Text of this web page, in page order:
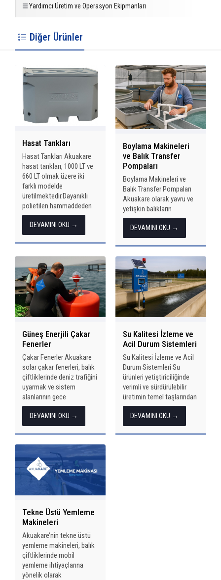
Yardımcı Üretim ve Operasyon Ekipmanları
Diğer Ürünler
Hasat Tankları
Hasat Tankları Akuakare
hasat tankları, 1000 LT ve
660 LT olmak üzere iki
farklı modelde
üretilmektedir.Dayanıklı
polietilen hammaddeden
üretilen bu tanklar, iç
kısmındaki poliüretan
köpük dolgu sayesinde
üstün ısı yalıtımı
sağlar.Kolay temizlenebilir
yüzeyi, forklift ve...
DEVAMINI OKU →
Boylama Makineleri
ve Balık Transfer
Pompaları
Boylama Makineleri ve
Balık Transfer Pompaları
Akuakare olarak yavru ve
yetişkin balıkların
boylanması, tartılması,
hasat edilmesi ve
sınıflandırılması
süreçlerinde ihtiyaç
duyulan tüm ekipmanları
modern teknoloji ile
üretiyoruz. Balık sağlığını
riske atmadan, yüksek
verimlilikte çalışan
sistemlerimiz...
DEVAMINI OKU →
Güneş Enerjili Çakar
Fenerler
Çakar Fenerler Akuakare
solar çakar fenerleri, balık
çiftliklerinde deniz trafiğini
uyarmak ve sistem
alanlarının gece
görünürlüğünü artırmak
amacıyla
kullanılır.Tamamen güneş
enerjisiyle çalışan bu
fenerler, gündüz otomatik
olarak şarj olur ve gece
devreye girerek çiftlik
sınırlarını net...
DEVAMINI OKU →
Su Kalitesi İzleme ve
Acil Durum Sistemleri
Su Kalitesi İzleme ve Acil
Durum Sistemleri Su
ürünleri yetiştiriciliğinde
verimli ve sürdürülebilir
üretimin temel taşlarından
biri, su kalitesinin anlık ve
hassas takibidir. Akuakare,
bu ihtiyaca yönelik olarak
geliştirdiği sistemlerle;
DEVAMINI OKU →
Tekne Üstü Yemleme
Makineleri
Akuakare’nin tekne üstü
yemleme makineleri, balık
çiftliklerinde mobil
yemleme ihtiyaçlarına
yönelik olarak